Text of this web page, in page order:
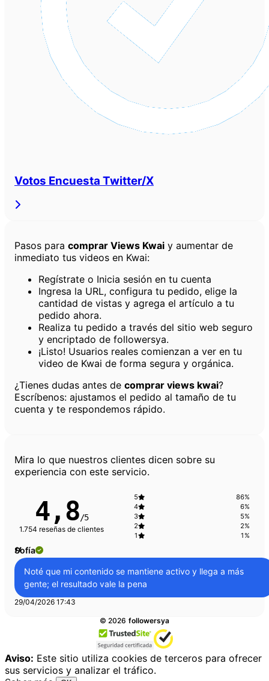
Votos Encuesta Twitter/X
Pasos para comprar Views Kwai y aumentar de
inmediato tus videos en Kwai:
Regístrate o Inicia sesión en tu cuenta
Ingresa la URL, configura tu pedido, elige la
cantidad de vistas y agrega el artículo a tu
pedido ahora.
Realiza tu pedido a través del sitio web seguro
y encriptado de followersya.
¡Listo! Usuarios reales comienzan a ver en tu
video de Kwai de forma segura y orgánica.
¿Tienes dudas antes de comprar views kwai?
Escríbenos: ajustamos el pedido al tamaño de tu
cuenta y te respondemos rápido.
Opiniones de los clientes
Mira lo que nuestros clientes dicen sobre su
experiencia con este servicio.
4,8/5
1.754 reseñas de clientes
5
86%
4
6%
3
5%
2
2%
1
1%
“
Sofía
Verificado
Noté que mi contenido se mantiene activo y llega a más
gente; el resultado vale la pena
29/04/2026 17:43
Todos los derechos reservados.
© 2026 followersya
Aviso: Este sitio utiliza cookies de terceros para ofrecer
sus servicios y analizar el tráfico.